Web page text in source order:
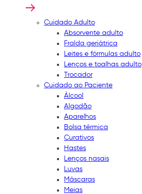
Cuidado Adulto
Absorvente adulto
Fralda geriátrica
Leites e fórmulas adulto
Lenços e toalhas adulto
Trocador
Cuidado ao Paciente
Álcool
Algodão
Aparelhos
Bolsa térmica
Curativos
Hastes
Lenços nasais
Luvas
Máscaras
Meias